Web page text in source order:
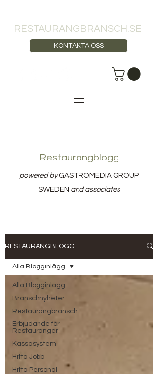
RESTAURANGBRANSCH.SE
KONTAKTA OSS
Restaurangblogg
powered byGASTROMEDIA GROUP
SWEDEN and associates
RESTAURANGBLOGG
Alla Blogginlägg
Branschnyheter
Restaurangbransch
Erbjudande för
Restauranger
Kassasystem
Hitta Jobb
Hitta Personal
Alla Blogginlägg